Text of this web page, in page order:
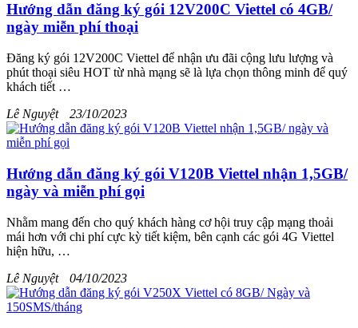
Hướng dẫn đăng ký gói 12V200C Viettel có 4GB/
ngày miễn phí thoại
Đăng ký gói 12V200C Viettel để nhận ưu đãi cộng lưu lượng và
phút thoại siêu HOT từ nhà mạng sẽ là lựa chọn thông minh để quý
khách tiết …
Lê Nguyệt
23/10/2023
Hướng dẫn đăng ký gói V120B Viettel nhận 1,5GB/
ngày và miễn phí gọi
Nhằm mang đến cho quý khách hàng cơ hội truy cập mạng thoải
mái hơn với chi phí cực kỳ tiết kiệm, bên cạnh các gói 4G Viettel
hiện hữu, …
Lê Nguyệt
04/10/2023